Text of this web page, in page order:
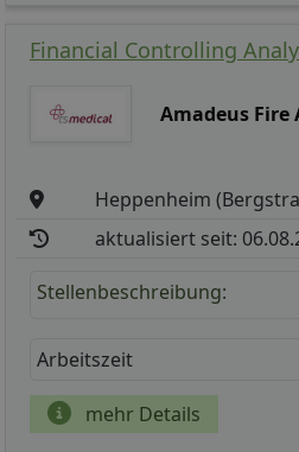
Financial Controlling
Amadeus Fire
Heppenheim
aktualisiert seit:
Stellenbeschreibung:
Arbeitszeit
mehr Details